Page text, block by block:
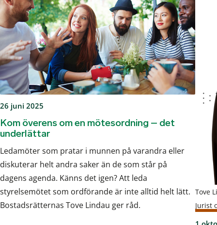
26 juni 2025
Kom överens om en mötesordning – det
underlättar
Ledamöter som pratar i munnen på varandra eller
diskuterar helt andra saker än de som står på
dagens agenda. Känns det igen? Att leda
styrelsemötet som ordförande är inte alltid helt lätt.
Bostadsrätternas Tove Lindau ger råd.
Tove
Jurist